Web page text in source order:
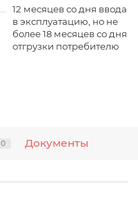
12 месяцев со дня ввода
в эксплуатацию, но не
более 18 месяцев со дня
отгрузки потребителю
0 Документы